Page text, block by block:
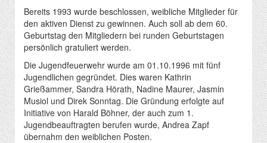
Bereits 1993 wurde beschlossen, weibliche Mitglieder für
den aktiven Dienst zu gewinnen. Auch soll ab dem 60.
Geburtstag den Mitgliedern bei runden Geburtstagen
persönlich gratuliert werden.
Die Jugendfeuerwehr wurde am 01.10.1996 mit fünf
Jugendlichen gegründet. Dies waren Kathrin
Grießammer, Sandra Hörath, Nadine Maurer, Jasmin
Musiol und Direk Sonntag. Die Gründung erfolgte auf
Initiative von Harald Böhner, der auch zum 1.
Jugendbeauftragten berufen wurde, Andrea Zapf
übernahm den weiblichen Posten.